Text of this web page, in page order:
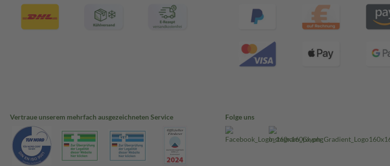
Vertraue unserem mehrfach ausgezeichneten Service Folge uns